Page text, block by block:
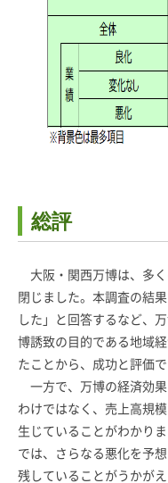
総評
大阪・関西万博は、多く
閉じました。本調査の結
した」と回答するなど、
博誘致の目的である地域
たことから、成功と評価
一方で、万博の経済効
わけではなく、売上高規
生じていることがわかり
では、さらなる悪化を予
残していることがうかがえ